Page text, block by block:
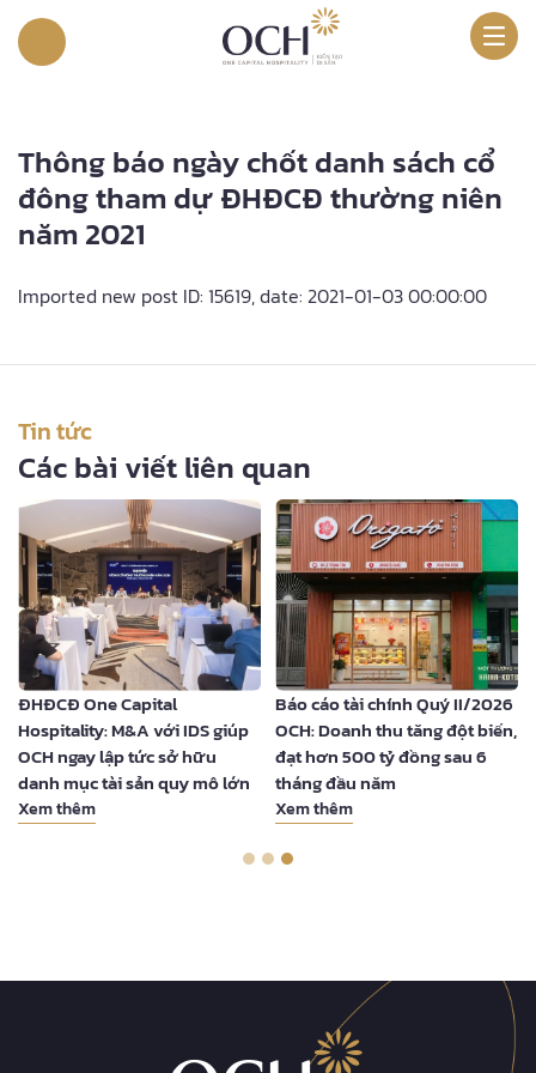
Thông báo ngày chốt danh sách cổ
đông tham dự ĐHĐCĐ thường niên
năm 2021
Imported new post ID: 15619, date: 2021-01-03 00:00:00
Tin tức
Các bài viết liên quan
ĐHĐCĐ One Capital
Hospitality: M&A với IDS giúp
OCH ngay lập tức sở hữu
danh mục tài sản quy mô lớn
Xem thêm
Báo cáo tài chính Quý II/2026
OCH: Doanh thu tăng đột biến,
đạt hơn 500 tỷ đồng sau 6
tháng đầu năm
Xem thêm